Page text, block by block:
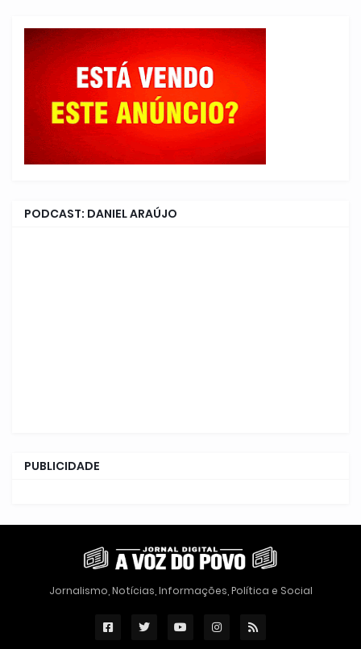
PODCAST: DANIEL ARAÚJO
PUBLICIDADE
Jornalismo, Notícias, Informações, Política e Social